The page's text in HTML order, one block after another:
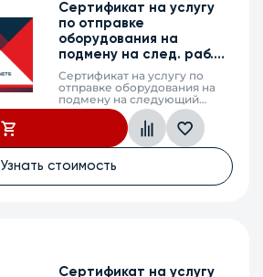
Сертификат на услугу
по отправке
оборудования на
подмену на след. раб.
день, ESR-3250, 3г.
Сертификат на услугу по
отправке оборудования на
подмену на следующий
рабочий день (next business
day shipping) в случае выхода
из строя оборудования, ESR-
3250, 3 календарных года
Узнать стоимость
Сертификат на услугу